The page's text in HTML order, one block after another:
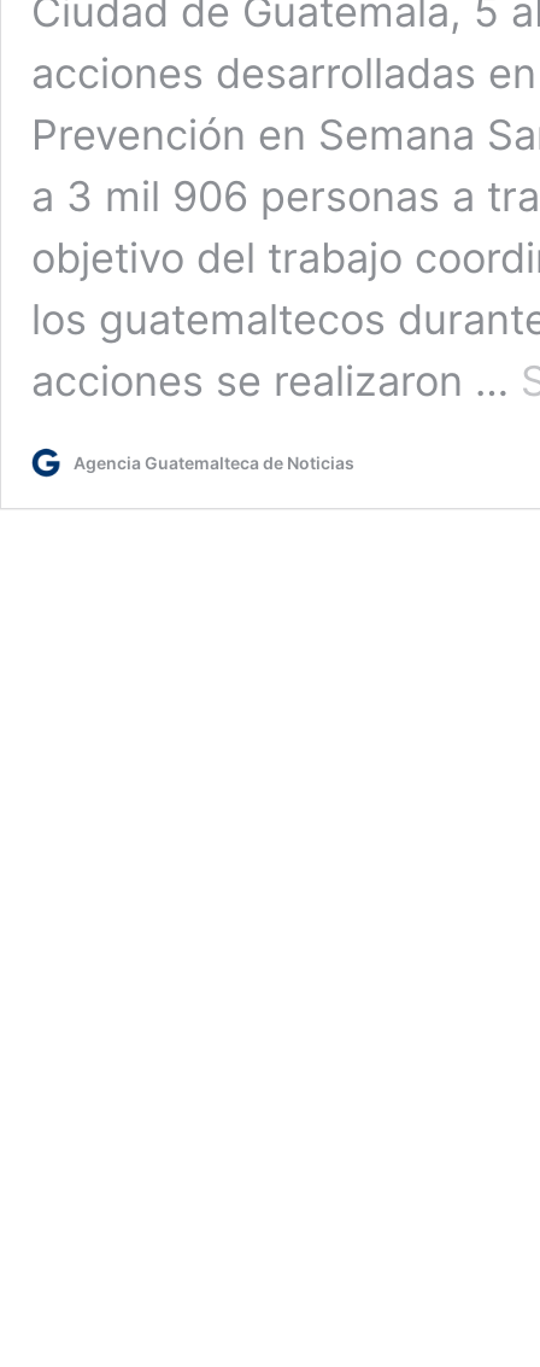
Ciudad de Guatemala, 5
acciones desarrolladas
Prevención en Semana
a 3 mil 906 personas a
objetivo del trabajo
los guatemaltecos
acciones se realizaron …
Agencia Guatemalteca de Noticias